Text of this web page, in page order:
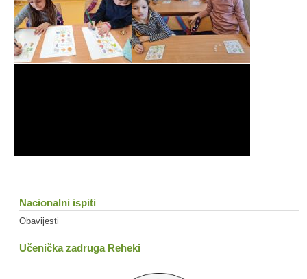
Nacionalni ispiti
Obavijesti
Učenička zadruga Reheki